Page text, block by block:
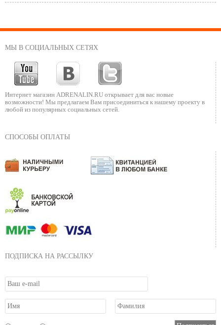
МЫ В СОЦИАЛЬНЫХ СЕТЯХ
Интернет магазин ADRENALIN.RU открывает для вас новые
возможности! Мы предлагаем Вам присоединиться к нашему проекту в
любой из популярных социальных сетей.
СПОСОБЫ ОПЛАТЫ
ПОДПИСКА НА РАССЫЛКУ